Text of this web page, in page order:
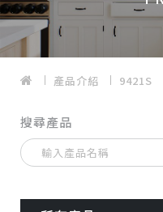
產品介紹 9421S
搜尋產品